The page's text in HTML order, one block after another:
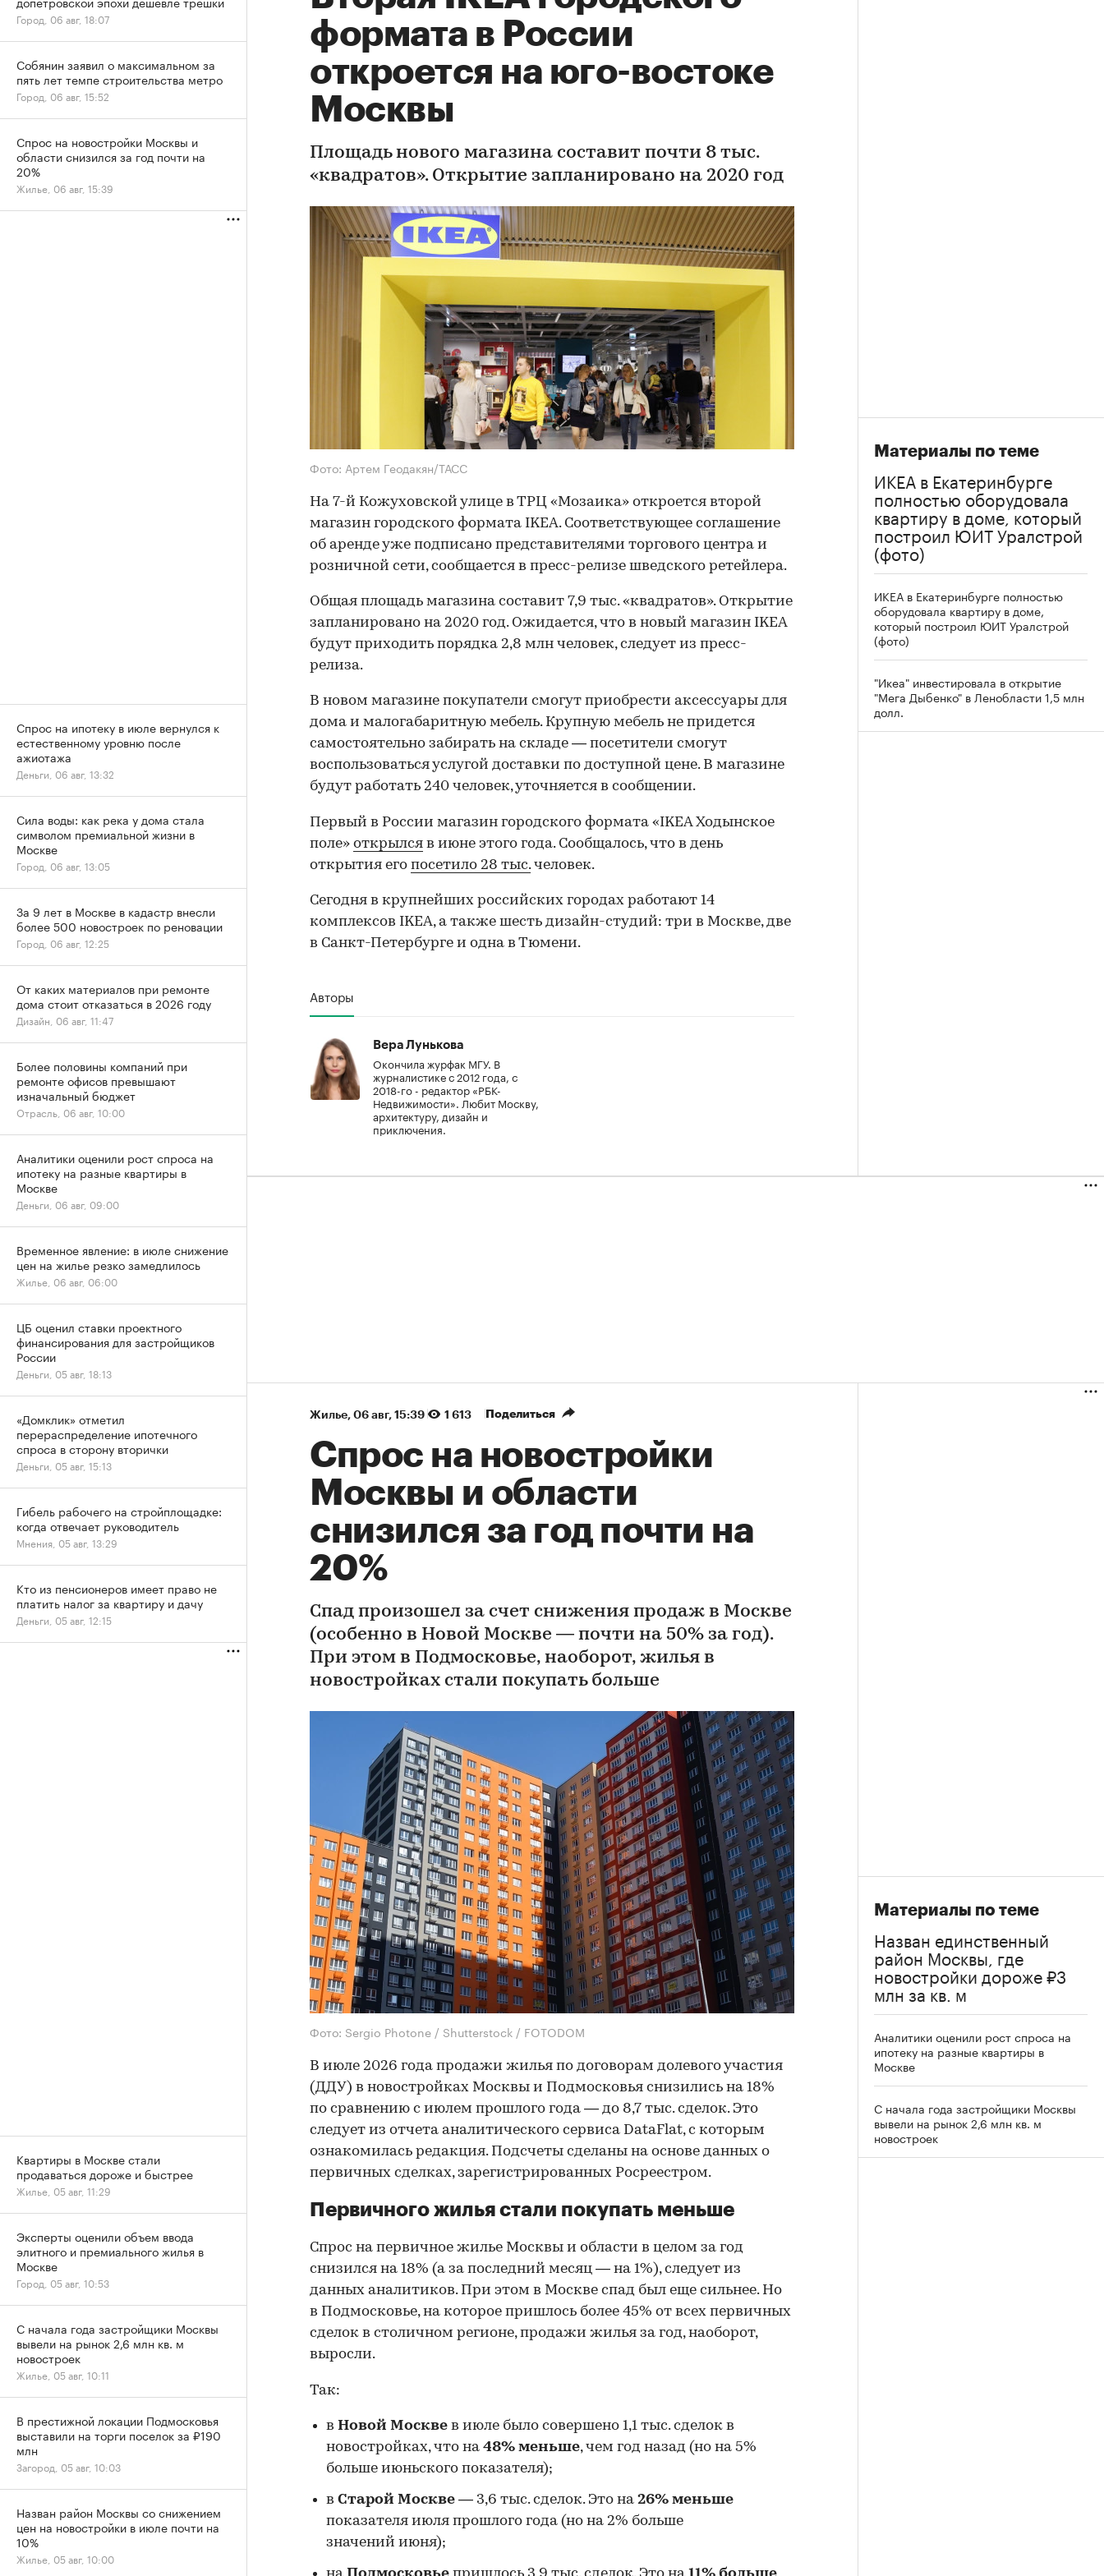
формата в России
откроется на юго-востоке
Москвы
Площадь нового магазина составит почти 8 тыс.
«квадратов». Открытие запланировано на 2020 год
Фото: Артем Геодакян/ТАСС
На 7-й Кожуховской улице в ТРЦ «Мозаика» откроется второй
магазин городского формата IKEA. Соответствующее соглашение
об аренде уже подписано представителями торгового центра и
розничной сети, сообщается в пресс-релизе шведского ретейлера.
Общая площадь магазина составит 7,9 тыс. «квадратов». Открытие
запланировано на 2020 год. Ожидается, что в новый магазин IKEA
будут приходить порядка 2,8 млн человек, следует из пресс-
релиза.
В новом магазине покупатели смогут приобрести аксессуары для
дома и малогабаритную мебель. Крупную мебель не придется
самостоятельно забирать на складе — посетители смогут
воспользоваться услугой доставки по доступной цене. В магазине
будут работать 240 человек, уточняется в сообщении.
00:00 / 00:00
Первый в России магазин городского формата «IKEA Ходынское
поле» открылся в июне этого года. Сообщалось, что в день
открытия его посетило 28 тыс.человек.
Сегодня в крупнейших российских городах работают 14
комплексов IKEA, а также шесть дизайн-студий: три в Москве, две
в Санкт-Петербурге и одна в Тюмени.
Авторы
Вера Лунькова
Окончила журфак МГУ. В
журналистике с 2012 года, с
2018-го - редактор «РБК-
Недвижимости». Любит Москву,
архитектуру, дизайн и
приключения.
Материалы по теме
ИКЕА в Екатеринбурге
полностью оборудовала
квартиру в доме, который
построил ЮИТ Уралстрой
(фото)
ИКЕА в Екатеринбурге полностью
оборудовала квартиру в доме,
который построил ЮИТ Уралстрой
(фото)
"Икеа" инвестировала в открытие
"Мега Дыбенко" в Ленобласти 1,5 млн
долл.
Жилье⁠, 06 авг, 15:39 1 613 Поделиться
Спрос на новостройки
Москвы и области
снизился за год почти на
20%
Спад произошел за счет снижения продаж в Москве
(особенно в Новой Москве — почти на 50% за год).
При этом в Подмосковье, наоборот, жилья в
новостройках стали покупать больше
Фото: Sergio Photone / Shutterstock / FOTODOM
В июле 2026 года продажи жилья по договорам долевого участия
(ДДУ) в новостройках Москвы и Подмосковья снизились на 18%
по сравнению с июлем прошлого года — до 8,7 тыс. сделок. Это
следует из отчета аналитического сервиса DataFlat, с которым
ознакомилась редакция. Подсчеты сделаны на основе данных о
первичных сделках, зарегистрированных Росреестром.
Первичного жилья стали покупать меньше
Спрос на первичное жилье Москвы и области в целом за год
снизился на 18% (а за последний месяц — на 1%), следует из
данных аналитиков. При этом в Москве спад был еще сильнее. Но
в Подмосковье, на которое пришлось более 45% от всех первичных
сделок в столичном регионе, продажи жилья за год, наоборот,
выросли.
Так:
в Новой Москве в июле было совершено 1,1 тыс. сделок в
новостройках, что на 48% меньше, чем год назад (но на 5%
больше июньского показателя);
в Старой Москве — 3,6 тыс. сделок. Это на 26% меньше
показателя июля прошлого года (но на 2% больше
значений июня);
Материалы по теме
Назван единственный
район Москвы, где
новостройки дороже ₽3
млн за кв. м
Аналитики оценили рост спроса на
ипотеку на разные квартиры в
Москве
С начала года застройщики Москвы
вывели на рынок 2,6 млн кв. м
новостроек
Город, 06 авг, 18:07
Собянин заявил о максимальном за
пять лет темпе строительства метро
Город, 06 авг, 15:52
Спрос на новостройки Москвы и
области снизился за год почти на
20%
Жилье, 06 авг, 15:39
Спрос на ипотеку в июле вернулся к
естественному уровню после
ажиотажа
Деньги, 06 авг, 13:32
Сила воды: как река у дома стала
символом премиальной жизни в
Москве
Город, 06 авг, 13:05
За 9 лет в Москве в кадастр внесли
более 500 новостроек по реновации
Город, 06 авг, 12:25
От каких материалов при ремонте
дома стоит отказаться в 2026 году
Дизайн, 06 авг, 11:47
Более половины компаний при
ремонте офисов превышают
изначальный бюджет
Отрасль, 06 авг, 10:00
Аналитики оценили рост спроса на
ипотеку на разные квартиры в
Москве
Деньги, 06 авг, 09:00
Временное явление: в июле снижение
цен на жилье резко замедлилось
Жилье, 06 авг, 06:00
ЦБ оценил ставки проектного
финансирования для застройщиков
России
Деньги, 05 авг, 18:13
«Домклик» отметил
перераспределение ипотечного
спроса в сторону вторички
Деньги, 05 авг, 15:13
Гибель рабочего на стройплощадке:
когда отвечает руководитель
Мнения, 05 авг, 13:29
Кто из пенсионеров имеет право не
платить налог за квартиру и дачу
Деньги, 05 авг, 12:15
Квартиры в Москве стали
продаваться дороже и быстрее
Жилье, 05 авг, 11:29
Эксперты оценили объем ввода
элитного и премиального жилья в
Москве
Город, 05 авг, 10:53
С начала года застройщики Москвы
вывели на рынок 2,6 млн кв. м
новостроек
Жилье, 05 авг, 10:11
В престижной локации Подмосковья
выставили на торги поселок за ₽190
млн
Загород, 05 авг, 10:03
Назван район Москвы со снижением
цен на новостройки в июле почти на
10%
Жилье, 05 авг, 10:00